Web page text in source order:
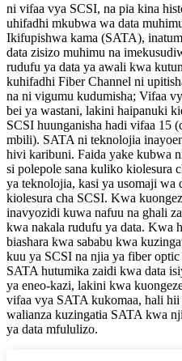
ni vifaa vya SCSI, na pia kina
uhifadhi mkubwa wa data
Ikifupishwa kama (SATA),
data zisizo muhimu na
rudufu ya data ya awali kwa
kuhifadhi Fiber Channel ni
na ni vigumu kudumisha; Vifaa
bei ya wastani, lakini haipanuki
SCSI huunganisha hadi vifaa 15
mbili). SATA ni teknolojia
hivi karibuni. Faida yake kubwa
si polepole sana kuliko kiolesura
ya teknolojia, kasi ya usomaji wa
kiolesura cha SCSI. Kwa
inavyozidi kuwa nafuu na ghali
kwa nakala rudufu ya data. Kwa
biashara kwa sababu kwa
kuu ya SCSI na njia ya fiber
SATA hutumika zaidi kwa data
ya eneo-kazi, lakini kwa
vifaa vya SATA kukomaa, hali
walianza kuzingatia SATA kwa
ya data mfululizo.